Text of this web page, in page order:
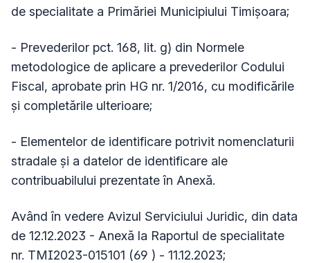
de specialitate a Primăriei Municipiului Timișoara;
- Prevederilor pct. 168, lit. g) din Normele
metodologice de aplicare a prevederilor Codului
Fiscal, aprobate prin HG nr. 1/2016, cu modificările
şi completările ulterioare;
- Elementelor de identificare potrivit nomenclaturii
stradale şi a datelor de identificare ale
contribuabilului prezentate în Anexă.
Având în vedere Avizul Serviciului Juridic, din data
de 12.12.2023 - Anexă la Raportul de specialitate
nr. TMI2023-015101 (69 ) - 11.12.2023;